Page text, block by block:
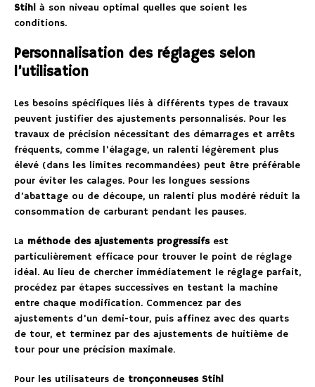
Stihl à son niveau optimal quelles que soient les
conditions.
Personnalisation des réglages selon
l’utilisation
Les besoins spécifiques liés à différents types de travaux
peuvent justifier des ajustements personnalisés. Pour les
travaux de précision nécessitant des démarrages et arrêts
fréquents, comme l’élagage, un ralenti légèrement plus
élevé (dans les limites recommandées) peut être préférable
pour éviter les calages. Pour les longues sessions
d’abattage ou de découpe, un ralenti plus modéré réduit la
consommation de carburant pendant les pauses.
La méthode des ajustements progressifsest
particulièrement efficace pour trouver le point de réglage
idéal. Au lieu de chercher immédiatement le réglage parfait,
procédez par étapes successives en testant la machine
entre chaque modification. Commencez par des
ajustements d’un demi-tour, puis affinez avec des quarts
de tour, et terminez par des ajustements de huitième de
tour pour une précision maximale.
Pour les utilisateurs de tronçonneuses Stihl